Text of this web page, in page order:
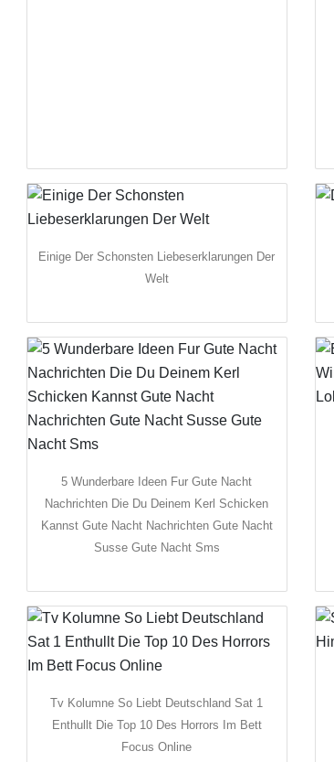
Einige Der Schonsten Liebeserklarungen Der
Welt
5 Wunderbare Ideen Fur Gute Nacht
Nachrichten Die Du Deinem Kerl Schicken
Kannst Gute Nacht Nachrichten Gute Nacht
Susse Gute Nacht Sms
Tv Kolumne So Liebt Deutschland Sat 1
Enthullt Die Top 10 Des Horrors Im Bett
Focus Online